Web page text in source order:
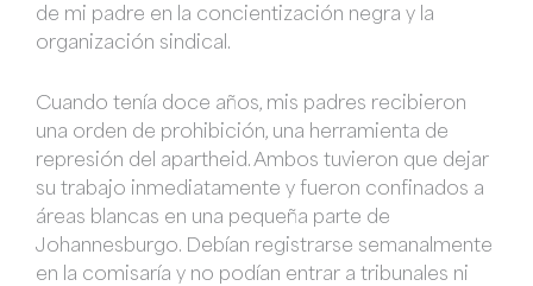
de mi padre en la concientización negra y la
organización sindical.
Cuando tenía doce años, mis padres recibieron
una orden de prohibición, una herramienta de
represión del apartheid. Ambos tuvieron que dejar
su trabajo inmediatamente y fueron confinados a
áreas blancas en una pequeña parte de
Johannesburgo. Debían registrarse semanalmente
en la comisaría y no podían entrar a tribunales ni